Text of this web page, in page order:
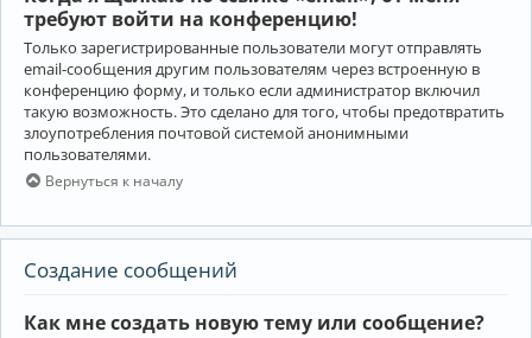
требуют войти на конференцию!
Только зарегистрированные пользователи могут отправлять
email-сообщения другим пользователям через встроенную в
конференцию форму, и только если администратор включил
такую возможность. Это сделано для того, чтобы предотвратить
злоупотребления почтовой системой анонимными
пользователями.
Вернуться к началу
Создание сообщений
Как мне создать новую тему или сообщение?